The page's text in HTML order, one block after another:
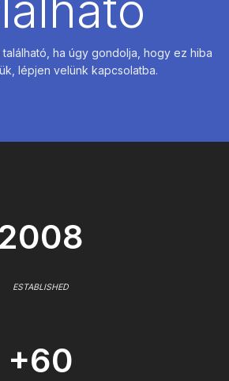
ha úgy gondolja, hogy ez hiba
lépjen velünk kapcsolatba.
2008
ESTABLISHED
+60